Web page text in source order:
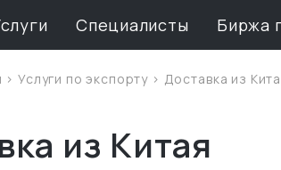
Специалисты Биржа
> Услуги по экспорту > Доставка из
из Китая